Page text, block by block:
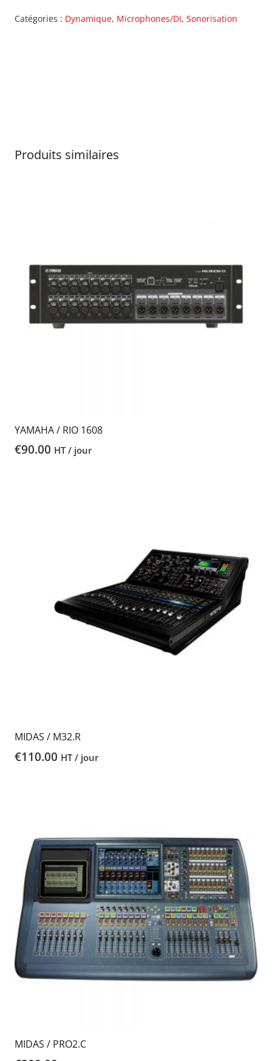
Catégories : Dynamique, Microphones/DI, Sonorisation
Produits similaires
YAMAHA / RIO 1608
€90.00 HT / jour
MIDAS / M32.R
€110.00 HT / jour
MIDAS / PRO2.C